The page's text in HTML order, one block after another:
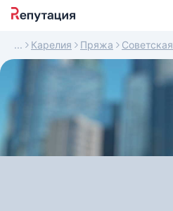
Карелия Пряжа Советская